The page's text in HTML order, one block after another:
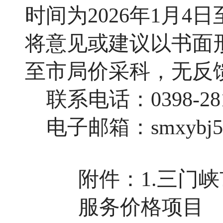
时间为2026年1月 4日
将意见或建议以书面
至市局价采科，无反
联系电话：0398-
电子邮箱：
附件：1.三门
服务价格项目